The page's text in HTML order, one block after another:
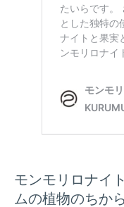
モンモリロナイ
ムの植物のち